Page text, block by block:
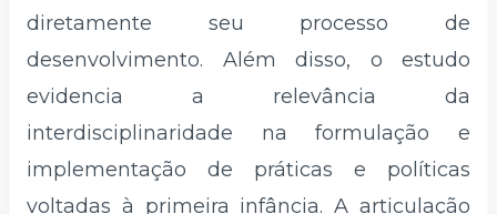
diretamente seu processo de
desenvolvimento. Além disso, o estudo
evidencia a relevância da
interdisciplinaridade na formulação e
implementação de práticas e políticas
voltadas à primeira infância. A articulação